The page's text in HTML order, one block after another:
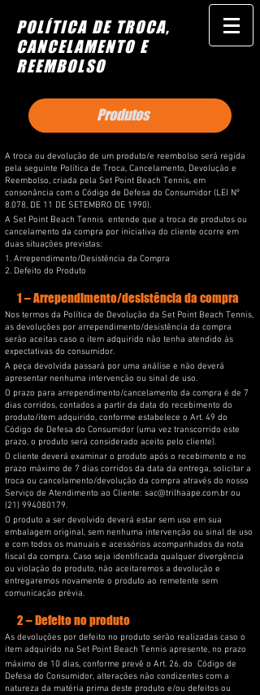
POLÍTICA DE TROCA,
CANCELAMENTO E
REEMBOLSO
Produtos
A troca ou devolução de um produto/e reembolso será regida
pela seguinte Política de Troca, Cancelamento, Devolução e
Reembolso, criada pela Set Point Beach Tennis, em
consonância com o Código de Defesa do Consumidor (LEI Nº
8.078, DE 11 DE SETEMBRO DE 1990).
A Set Point Beach Tennis entende que a troca de produtos ou
cancelamento da compra por iniciativa do cliente ocorre em
duas situações previstas:
1. Arrependimento/Desistência da Compra
2. Defeito do Produto
1 – Arrependimento/desistência da compra
Nos termos da Política de Devolução da Set Point Beach Tennis,
as devoluções por arrependimento/desistência da compra
serão aceitas caso o item adquirido não tenha atendido às
expectativas do consumidor.
A peça devolvida passará por uma análise e não deverá
apresentar nenhuma intervenção ou sinal de uso.
O prazo para arrependimento/cancelamento da compra é de 7
dias corridos, contados a partir da data do recebimento do
produto/item adquirido, conforme estabelece o Art. 49 do
Código de Defesa do Consumidor (uma vez transcorrido este
prazo, o produto será considerado aceito pelo cliente).
O cliente deverá examinar o produto após o recebimento e no
prazo máximo de 7 dias corridos da data da entrega, solicitar a
troca ou cancelamento/devolução da compra através do nosso
Serviço de Atendimento ao Cliente: sac@trilhaape.com.br ou
(21) 994080179.
O produto a ser devolvido deverá estar sem uso em sua
embalagem original, sem nenhuma intervenção ou sinal de uso
e com todos os manuais e acessórios acompanhados da nota
fiscal da compra. Caso seja identificada qualquer divergência
ou violação do produto, não aceitaremos a devolução e
entregaremos novamente o produto ao remetente sem
comunicação prévia.
2 – Defeito no produto
As devoluções por defeito no produto serão realizadas caso o
item adquirido na Set Point Beach Tennis apresente, no prazo
máximo de 10 dias, conforme prevê o Art. 26. do Código de
Defesa do Consumidor, alterações não condizentes com a
natureza da matéria prima deste produto e/ou defeitos ou